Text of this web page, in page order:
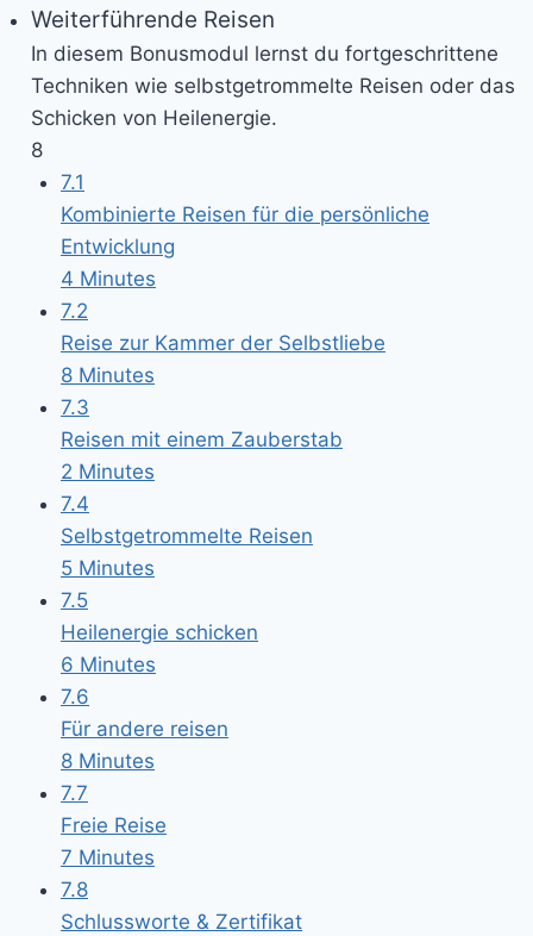
Weiterführende Reisen
In diesem Bonusmodul lernst du fortgeschrittene
Techniken wie selbstgetrommelte Reisen oder das
Schicken von Heilenergie.
8
7.1
Kombinierte Reisen für die persönliche
Entwicklung
4 Minutes
7.2
Reise zur Kammer der Selbstliebe
8 Minutes
7.3
Reisen mit einem Zauberstab
2 Minutes
7.4
Selbstgetrommelte Reisen
5 Minutes
7.5
Heilenergie schicken
6 Minutes
7.6
Für andere reisen
8 Minutes
7.7
Freie Reise
7 Minutes
7.8
Schlussworte & Zertifikat